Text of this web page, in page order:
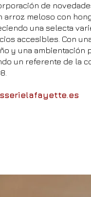
de
arroz meloso con
una selecta
accesibles. Con
y una ambientación
un referente de la